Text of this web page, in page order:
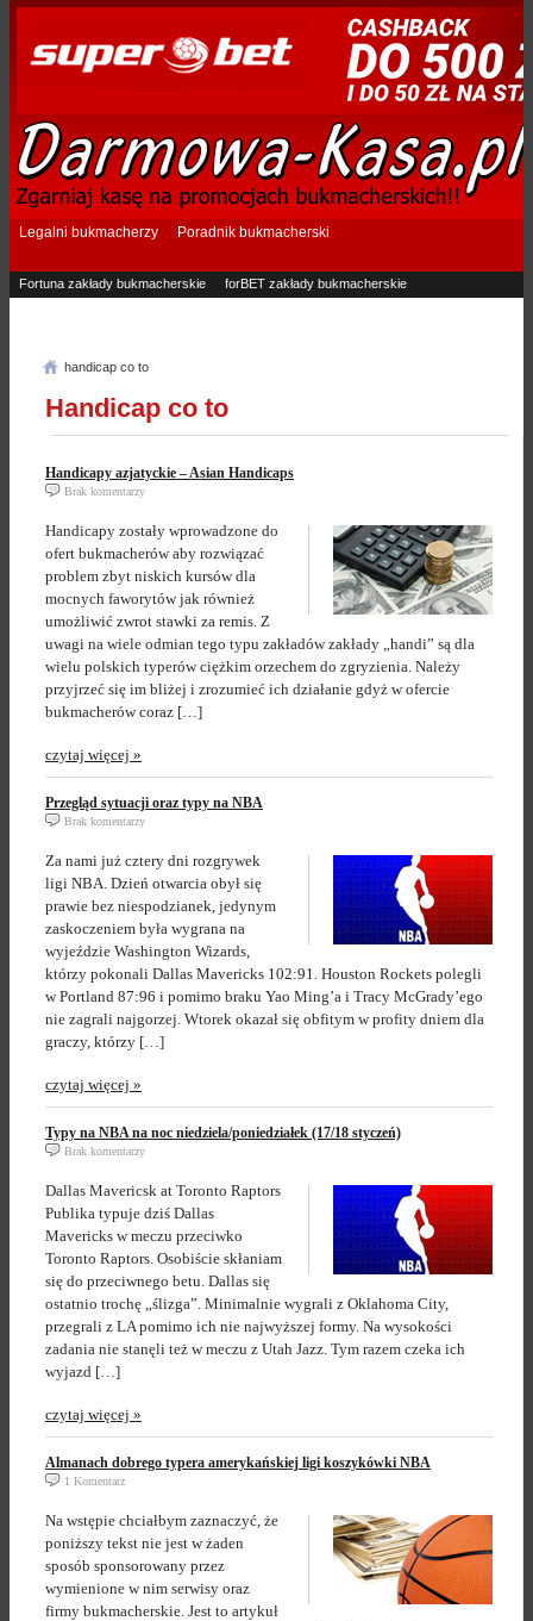
Legalni bukmacherzy Poradnik bukmacherski
Fortuna zakłady bukmacherskie
forBET zakłady bukmacherskie
handicap co to
Handicap co to
Handicapy azjatyckie – Asian Handicaps
Brak komentarzy
Handicapy zostały wprowadzone do
ofert bukmacherów aby rozwiązać
problem zbyt niskich kursów dla
mocnych faworytów jak również
umożliwić zwrot stawki za remis. Z
uwagi na wiele odmian tego typu zakładów zakłady „handi” są dla
wielu polskich typerów ciężkim orzechem do zgryzienia. Należy
przyjrzeć się im bliżej i zrozumieć ich działanie gdyż w ofercie
bukmacherów coraz […]
czytaj więcej »
Przegląd sytuacji oraz typy na NBA
Brak komentarzy
Za nami już cztery dni rozgrywek
ligi NBA. Dzień otwarcia obył się
prawie bez niespodzianek, jedynym
zaskoczeniem była wygrana na
wyjeździe Washington Wizards,
którzy pokonali Dallas Mavericks 102:91. Houston Rockets polegli
w Portland 87:96 i pomimo braku Yao Ming’a i Tracy McGrady’ego
nie zagrali najgorzej. Wtorek okazał się obfitym w profity dniem dla
graczy, którzy […]
czytaj więcej »
Typy na NBA na noc niedziela/poniedziałek (17/18 styczeń)
Brak komentarzy
Dallas Mavericsk at Toronto Raptors
Publika typuje dziś Dallas
Mavericks w meczu przeciwko
Toronto Raptors. Osobiście skłaniam
się do przeciwnego betu. Dallas się
ostatnio trochę „ślizga”. Minimalnie wygrali z Oklahoma City,
przegrali z LA pomimo ich nie najwyższej formy. Na wysokości
zadania nie stanęli też w meczu z Utah Jazz. Tym razem czeka ich
wyjazd […]
czytaj więcej »
Almanach dobrego typera amerykańskiej ligi koszykówki NBA
1 Komentarz
Na wstępie chciałbym zaznaczyć, że
poniższy tekst nie jest w żaden
sposób sponsorowany przez
wymienione w nim serwisy oraz
firmy bukmacherskie. Jest to artykuł